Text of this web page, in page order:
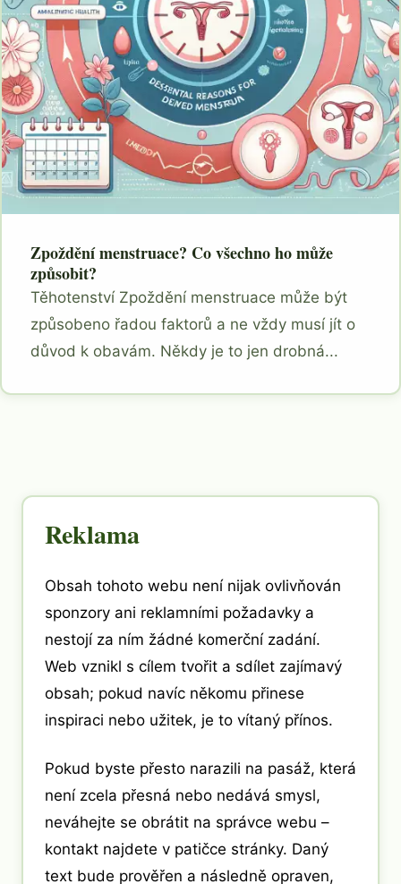
Zpoždění menstruace? Co všechno ho může
způsobit?
Těhotenství Zpoždění menstruace může být
způsobeno řadou faktorů a ne vždy musí jít o
důvod k obavám. Někdy je to jen drobná...
Reklama
Obsah tohoto webu není nijak ovlivňován
sponzory ani reklamními požadavky a
nestojí za ním žádné komerční zadání.
Web vznikl s cílem tvořit a sdílet zajímavý
obsah; pokud navíc někomu přinese
inspiraci nebo užitek, je to vítaný přínos.
Pokud byste přesto narazili na pasáž, která
není zcela přesná nebo nedává smysl,
neváhejte se obrátit na správce webu –
kontakt najdete v patičce stránky. Daný
text bude prověřen a následně opraven,